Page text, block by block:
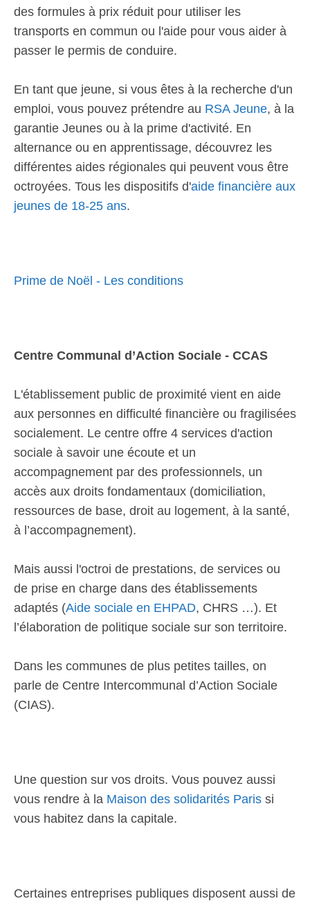
des formules à prix réduit pour utiliser les
transports en commun ou l'aide pour vous aider à
passer le permis de conduire.
En tant que jeune, si vous êtes à la recherche d'un
emploi, vous pouvez prétendre au RSA Jeune, à la
garantie Jeunes ou à la prime d'activité. En
alternance ou en apprentissage, découvrez les
différentes aides régionales qui peuvent vous être
octroyées. Tous les dispositifs d'aide financière aux
jeunes de 18-25 ans.
Prime de Noël - Les conditions
Centre Communal d’Action Sociale - CCAS
L'établissement public de proximité vient en aide
aux personnes en difficulté financière ou fragilisées
socialement. Le centre offre 4 services d'action
sociale à savoir une écoute et un
accompagnement par des professionnels, un
accès aux droits fondamentaux (domiciliation,
ressources de base, droit au logement, à la santé,
à l’accompagnement).
Mais aussi l'octroi de prestations, de services ou
de prise en charge dans des établissements
adaptés (Aide sociale en EHPAD, CHRS …). Et
l’élaboration de politique sociale sur son territoire.
Dans les communes de plus petites tailles, on
parle de Centre Intercommunal d’Action Sociale
(CIAS).
Une question sur vos droits. Vous pouvez aussi
vous rendre à la Maison des solidarités Paris si
vous habitez dans la capitale.
Certaines entreprises publiques disposent aussi de